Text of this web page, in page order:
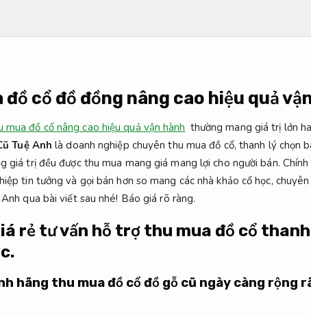
đồ cổ đồ đồng nâng cao hiệu quả
mua đồ cổ nâng cao hiệu quả vận hành thường mang giá trị lớn
Tuệ Anhlà doanh nghiệp chuyên thu mua đồ cổ, thanh lý chọn
giá trị đều được thu mua mang giá mang lợi cho người bán.
tin tưởng và gọi bán hơn so mang các nhà khảo cổ học,
qua bài viết sau nhé! Báo giá rõ ràng.
rẻ tư vấn hỗ trợ thu mua đồ cổ
hãng thu mua đồ cổ đồ gỗ cũ ngày càng rộng